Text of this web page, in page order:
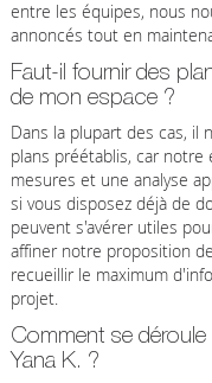
entre les équipes, nous
annoncés tout en
Faut-il fournir des
de mon espace ?
Dans la plupart des cas, il
plans préétablis, car
mesures et une analyse
si vous disposez déjà de
peuvent s'avérer utiles
affiner notre proposition
recueillir le maximum
projet.
Comment se
Yana K. ?